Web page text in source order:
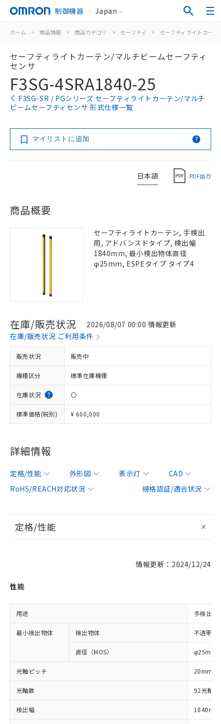
制御機器 Japan
ホーム > 商品情報 > 商品カテゴリ > セーフティ > セーフティライトカー
セーフティライトカーテン/マルチビームセーフティ
センサ
F3SG-4SRA1840-25
F3SG-SR / PGシリーズ セーフティライトカーテン/マルチ
ビームセーフティセンサ 形式仕様一覧
マイリストに追加
日本語 PDF出力
商品概要
セーフティライトカーテン, 手検出
用, アドバンスドタイプ, 検出幅
1840mm, 最小検出物体直径
φ25mm, ESPEタイプ タイプ4
在庫/販売状況
2026/08/07 00:00 情報更新
在庫/販売状況 ご利用条件
販売状況 販売中
機種区分 標準在庫機種
在庫状況 〇
標準価格(税別) ¥ 600,000
詳細情報
定格/性能 外形図 表示灯
CAD
RoHS/REACH対応状況
規格認証/適合状況
定格/性能
情報更新：2024/12/24
性能
用途 手検出用
最小検出物体 検出物体 不透明体
直径（MOS） φ25mm
光軸ピッチ 20mm
光軸数 92光軸
検出幅 1840mm